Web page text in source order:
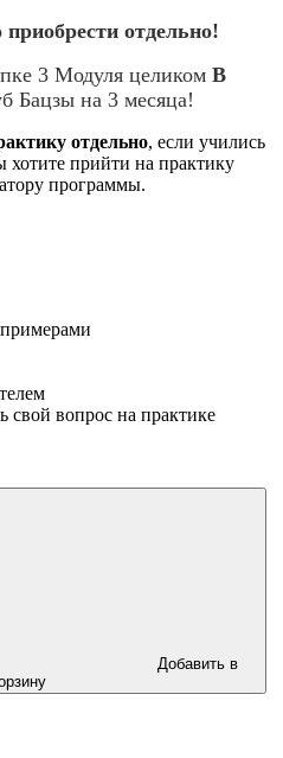
отдельно!
3 Модуля целиком В
Бацзы на 3 месяца!
отдельно, если учились
хотите прийти на практику
программы.
свой вопрос на практике
Добавить в